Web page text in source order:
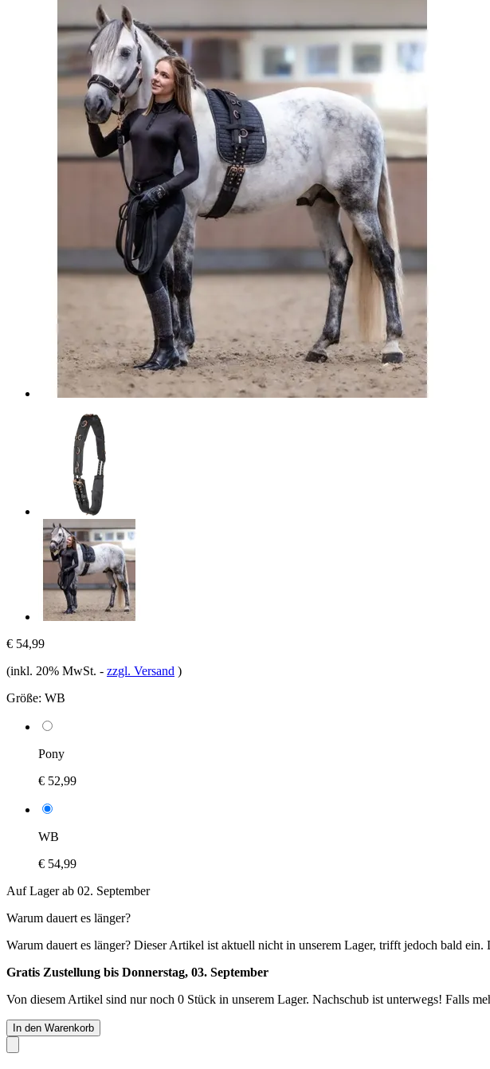
€ 54,99
(inkl. 20% MwSt. - zzgl. Versand )
Größe: WB
Pony
€ 52,99
WB
€ 54,99
Auf Lager ab 02. September
Warum dauert es länger?
Warum dauert es länger? Dieser Artikel ist aktuell nicht in unserem Lager, trifft jedoch bald
Gratis Zustellung bis Donnerstag, 03. September
Von diesem Artikel sind nur noch 0 Stück in unserem Lager. Nachschub ist unterwegs! Falls
In den Warenkorb